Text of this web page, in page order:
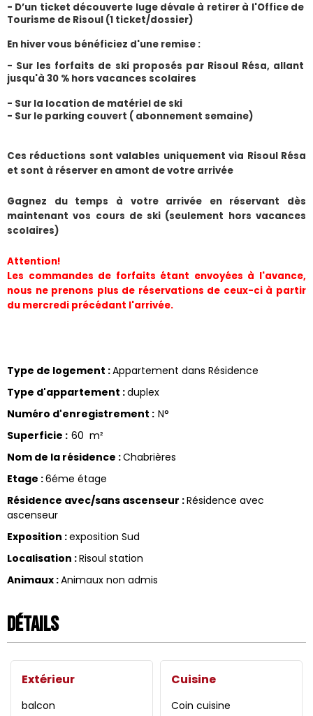
- D’un ticket découverte luge dévale à retirer à l'Office de
Tourisme de Risoul (1 ticket/dossier)
En hiver vous bénéficiez d'une remise :
- Sur les forfaits de ski proposés par Risoul Résa, allant
jusqu'à 30 % hors vacances scolaires
- Sur la location de matériel de ski
- Sur le parking couvert ( abonnement semaine)
​Ces réductions sont valables uniquement via Risoul Résa
et sont à réserver en amont de votre arrivée
Gagnez du temps à votre arrivée en réservant dès
maintenant vos cours de ski (seulement hors vacances
scolaires)
Attention!
Les commandes de forfaits étant envoyées à l'avance,
nous ne prenons plus de réservations de ceux-ci à partir
du mercredi précédant l'arrivée.
Type de logement :Appartement dans Résidence
Type d'appartement :duplex
Numéro d'enregistrement : N°
Superficie : 60 m²
Nom de la résidence :Chabrières
Etage :6éme étage
Résidence avec/sans ascenseur :Résidence avec
ascenseur
Exposition :exposition Sud
Localisation :Risoul station
Animaux :Animaux non admis
Détails
Extérieur
balcon
Cuisine
Coin cuisine